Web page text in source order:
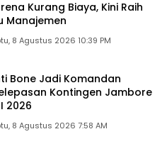
Kurang Biaya, Kini Raih
Manajemen
8 Agustus 2026 10:39 PM
Bone Jadi Komandan
Kontingen Jambore
2026
8 Agustus 2026 7:58 AM